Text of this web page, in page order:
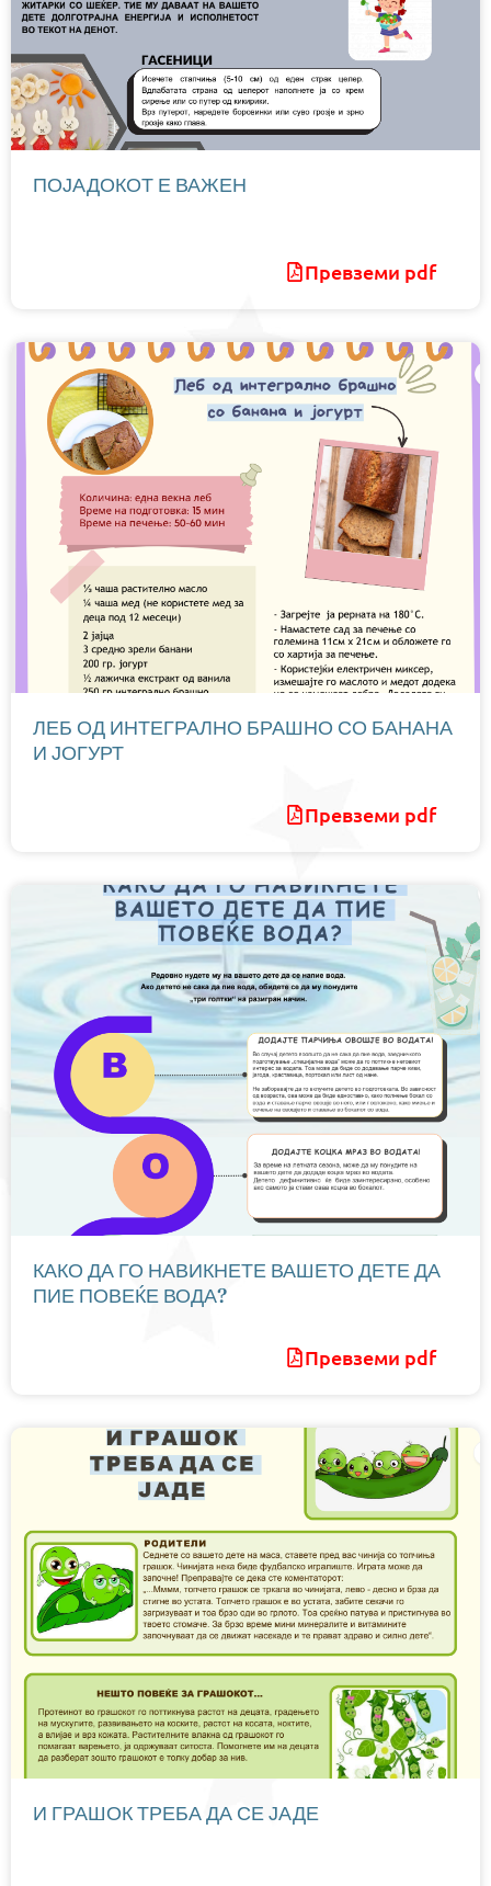
ПОЈАДОКОТ Е ВАЖЕН
Превземи pdf
ЛЕБ ОД ИНТЕГРАЛНО БРАШНО СО БАНАНА
И ЈОГУРТ
Превземи pdf
КАКО ДА ГО НАВИКНЕТЕ ВАШЕТО ДЕТЕ ДА
ПИЕ ПОВЕЌЕ ВОДА?
Превземи pdf
И ГРАШОК ТРЕБА ДА СЕ ЈАДЕ